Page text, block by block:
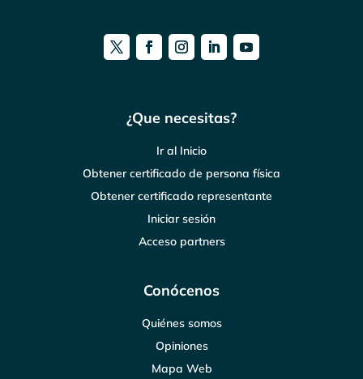
¿Que necesitas?
Ir al Inicio
Obtener certificado de persona física
Obtener certificado representante
Iniciar sesión
Acceso partners
Conócenos
Quiénes somos
Opiniones
Mapa Web